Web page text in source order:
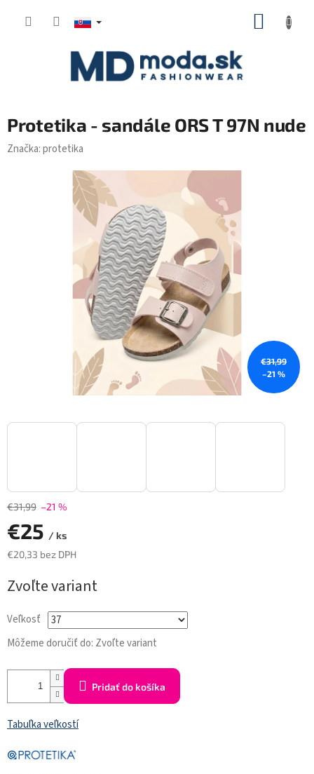
Protetika - sandále ORS T 97N nude
Značka:protetika
€31,99
–21 %
€31,99 –21 %
€25 / ks
€20,33 bez DPH
cena:
Zvoľte variant
Veľkosť
Môžeme doručiť do: Zvoľte variant
Pridať do košíka
Tabuľka veľkostí